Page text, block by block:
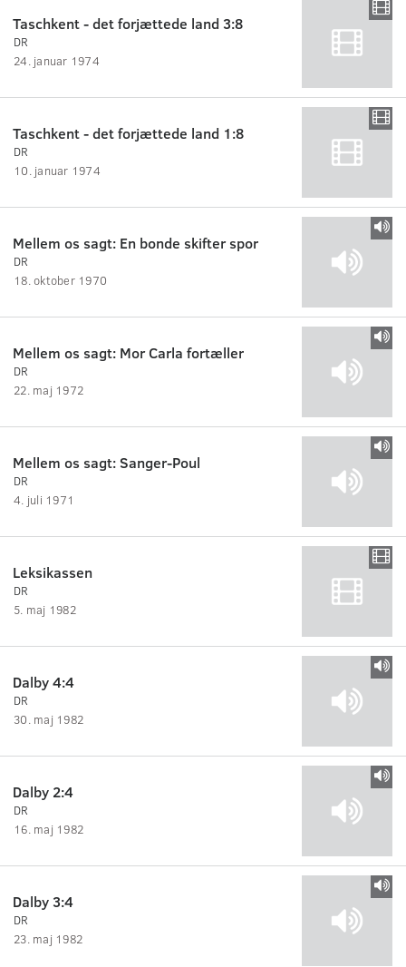
Taschkent - det forjættede land 3:8
DR
24. januar 1974
Taschkent - det forjættede land 1:8
DR
10. januar 1974
Mellem os sagt: En bonde skifter spor
DR
18. oktober 1970
Mellem os sagt: Mor Carla fortæller
DR
22. maj 1972
Mellem os sagt: Sanger-Poul
DR
4. juli 1971
Leksikassen
DR
5. maj 1982
Dalby 4:4
DR
30. maj 1982
Dalby 2:4
DR
16. maj 1982
Dalby 3:4
DR
23. maj 1982